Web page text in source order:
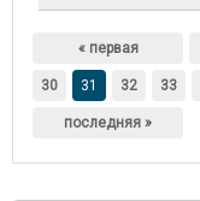
« первая
30 31 32 33
последняя »